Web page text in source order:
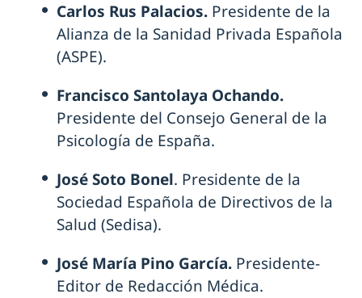
Carlos Rus Palacios. Presidente de la
Alianza de la Sanidad Privada Española
(ASPE).
Francisco Santolaya Ochando.
Presidente del Consejo General de la
Psicología de España.
José Soto Bonel. Presidente de la
Sociedad Española de Directivos de la
Salud (Sedisa).
José María Pino García. Presidente-
Editor de Redacción Médica.